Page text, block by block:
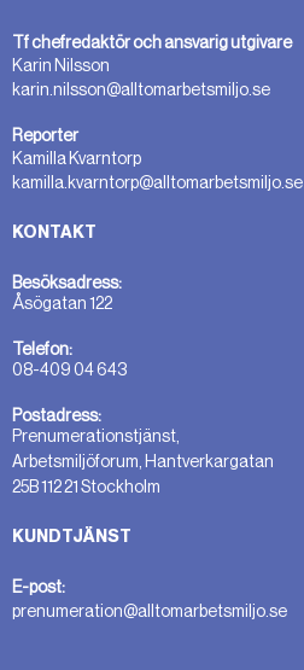
Tf chefredaktör och ansvarig utgivare
Karin Nilsson
karin.nilsson@alltomarbetsmiljo.se
Reporter
Kamilla Kvarntorp
kamilla.kvarntorp@alltomarbetsmiljo.se
KONTAKT
Besöksadress:
Åsögatan 122
Telefon:
08-409 04 643
Postadress:
Prenumerationstjänst,
Arbetsmiljöforum, Hantverkargatan
25B 112 21 Stockholm
KUNDTJÄNST
E-post:
prenumeration@alltomarbetsmiljo.se